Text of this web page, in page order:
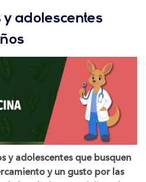
adolescentes
y adolescentes que busquen
y un gusto por las